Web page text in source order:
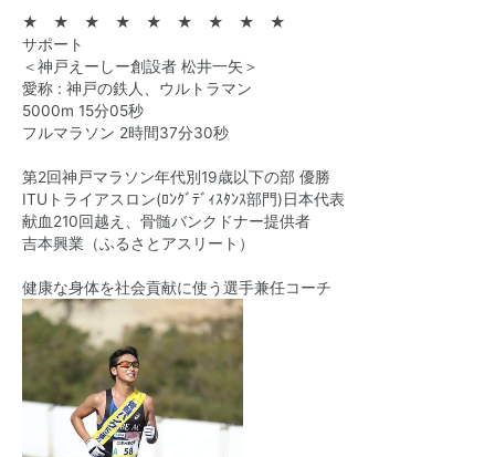
★ ★ ★ ★ ★ ★ ★ ★ ★
サポート
＜神戸えーしー創設者 松井一矢＞
愛称 : 神戸の鉄人、ウルトラマン
5000m 15分05秒
フルマラソン 2時間37分30秒
第2回神戸マラソン年代別19歳以下の部 優勝
ITUトライアスロン(ﾛﾝｸﾞﾃﾞｨｽﾀﾝｽ部門)日本代表
献血210回越え、骨髄バンクドナー提供者
吉本興業（ふるさとアスリート）
健康な身体を社会貢献に使う選手兼任コーチ